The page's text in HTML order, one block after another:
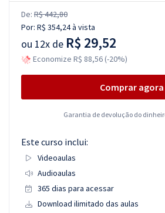
De: R$ 442,80
Por: R$ 354,24à vista
ou 12x de R$ 29,52
Economize R$ 88,56 (-20%)
Comprar agora
Garantia de devolução do
Este curso inclui:
Videoaulas
Audioaulas
365 dias para acessar
Download ilimitado das aulas